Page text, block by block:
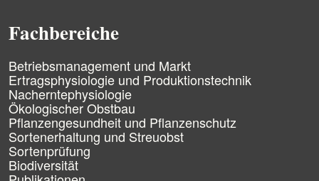
r
n
g
e
n
Fachbereiche
N
a
v
i
g
a
t
i
o
Betriebsmanagement und Markt
Ertragsphysiologie und Produktionstechnik
Nacherntephysiologie
Ökologischer Obstbau
Pflanzengesundheit und Pflanzenschutz
Sortenerhaltung und Streuobst
Sortenprüfung
Biodiversität